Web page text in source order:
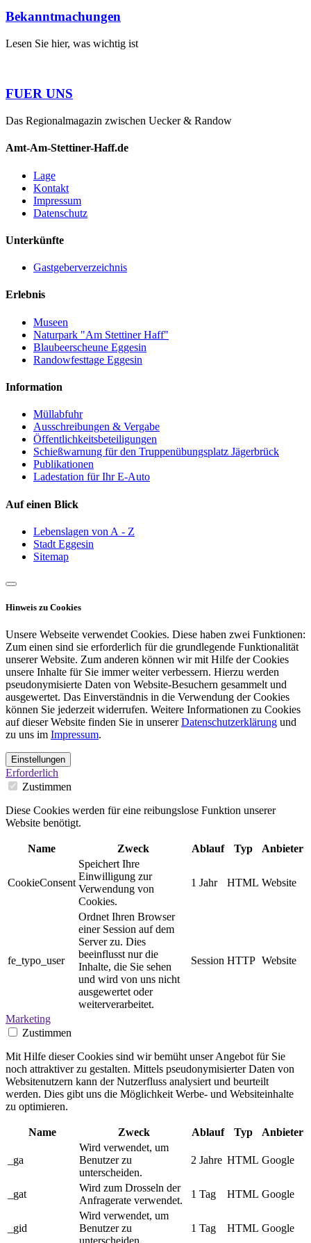
Bekanntmachungen
Lesen Sie hier, was wichtig ist
FUER UNS
Das Regionalmagazin zwischen Uecker & Randow
Amt-Am-Stettiner-Haff.de
Lage
Kontakt
Impressum
Datenschutz
Unterkünfte
Gastgeberverzeichnis
Erlebnis
Museen
Naturpark "Am Stettiner Haff"
Blaubeerscheune Eggesin
Randowfesttage Eggesin
Information
Müllabfuhr
Ausschreibungen & Vergabe
Öffentlichkeitsbeteiligungen
Schießwarnung für den Truppenübungsplatz Jägerbrück
Publikationen
Ladestation für Ihr E-Auto
Auf einen Blick
Lebenslagen von A - Z
Stadt Eggesin
Sitemap
Hinweis zu Cookies
Unsere Webseite verwendet Cookies. Diese haben zwei Funktionen:
Zum einen sind sie erforderlich für die grundlegende Funktionalität
unserer Website. Zum anderen können wir mit Hilfe der Cookies
unsere Inhalte für Sie immer weiter verbessern. Hierzu werden
pseudonymisierte Daten von Website-Besuchern gesammelt und
ausgewertet. Das Einverständnis in die Verwendung der Cookies
können Sie jederzeit widerrufen. Weitere Informationen zu Cookies
auf dieser Website finden Sie in unsererDatenschutzerklärung und
zu uns im Impressum.
Einstellungen
Erforderlich
Zustimmen
Diese Cookies werden für eine reibungslose Funktion unserer
Website benötigt.
Name Zweck Ablauf Typ Anbieter
CookieConsent
Speichert Ihre
Einwilligung zur
Verwendung von
Cookies.
1 Jahr HTML Website
fe_typo_user
Ordnet Ihren Browser
einer Session auf dem
Server zu. Dies
beeinflusst nur die
Inhalte, die Sie sehen
und wird von uns nicht
ausgewertet oder
weiterverarbeitet.
Session HTTP Website
Marketing
Zustimmen
Mit Hilfe dieser Cookies sind wir bemüht unser Angebot für Sie
noch attraktiver zu gestalten. Mittels pseudonymisierter Daten von
Websitenutzern kann der Nutzerfluss analysiert und beurteilt
werden. Dies gibt uns die Möglichkeit Werbe- und Websiteinhalte
zu optimieren.
Name Zweck Ablauf Typ Anbieter
_ga
Wird verwendet, um
Benutzer zu
unterscheiden.
2 Jahre HTML Google
_gat
Wird zum Drosseln der
Anfragerate verwendet.
1 Tag HTML Google
_gid
Wird verwendet, um
Benutzer zu
1 Tag HTML Google